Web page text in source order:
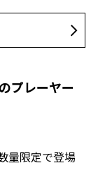
プレーヤー
量限定で登場